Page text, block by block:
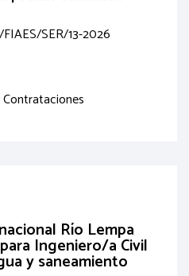
SER/13-2026
Río Lempa
Ingeniero/a Civil
y saneamiento